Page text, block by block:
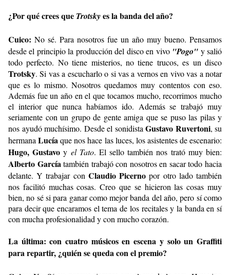
¿Por qué crees que Trotskyes la banda del año?
Cuico: No sé. Para nosotros fue un año muy bueno. Pensamos
desde el principio la producción del disco en vivo "Pogo" y salió
todo perfecto. No tiene misterios, no tiene trucos, es un disco
Trotsky. Si vas a escucharlo o si vas a vernos en vivo vas a notar
que es lo mismo. Nosotros quedamos muy contentos con eso.
Además fue un año en el que tocamos mucho, recorrimos mucho
el interior que nunca habíamos ido. Además se trabajó muy
seriamente con un grupo de gente amiga que se puso las pilas y
nos ayudó muchísimo. Desde el sonidistaGustavo Ruvertoni, su
hermanaLucíaque nos hace las luces, los asistentes de escenario:
Hugo, Gustavo y el Tato. El sello también nos trató muy bien:
Alberto Garcíatambién trabajó con nosotros en sacar todo hacia
delante. Y trabajar con Claudio Picerno por otro lado también
nos facilitó muchas cosas. Creo que se hicieron las cosas muy
bien, no sé si para ganar como mejor banda del año, pero sí como
para decir que encaramos el tema de los recitales y la banda en sí
con mucha profesionalidad y con mucho corazón.
La última: con cuatro músicos en escena y solo un Graffiti
para repartir, ¿quién se queda con el premio?